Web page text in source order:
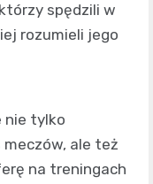
spędzili w
rozumieli jego
nie tylko
ale też
na treningach